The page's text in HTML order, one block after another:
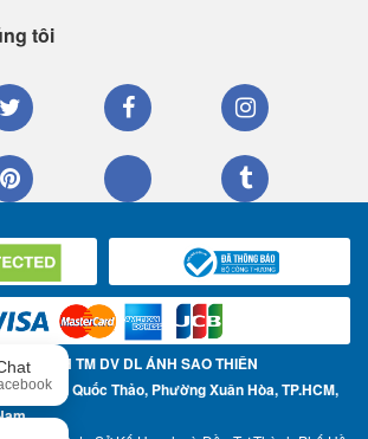
tôi
TY TNHH TM DV DL ÁNH SAO THIÊN
57 Trần Quốc Thảo, Phường Xuân Hòa, TP.HCM,